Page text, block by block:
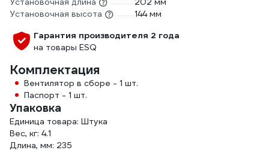
Установочная высота
144 мм
Гарантия производителя 2 года
на товары ESQ
Комплектация
Вентилятор в сборе - 1 шт.
Паспорт - 1 шт.
Упаковка
Единица товара: Штука
Вес, кг: 4.1
Длина, мм: 235